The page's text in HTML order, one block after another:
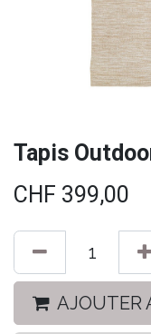
Tapis
CHF 399,00
AJOUTER